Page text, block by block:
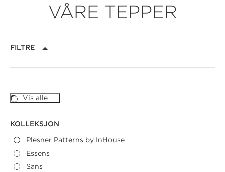
VÅRE TEPPER
FILTRE
Plesner Patterns by InHouse
Essens
Sans